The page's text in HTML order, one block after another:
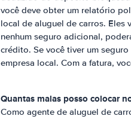
você deve obter um relatório
local de aluguel de carros. Eles
nenhum seguro adicional,
crédito. Se você tiver um
empresa local. Com a fatura,
Quantas malas posso colocar
Como agente de aluguel de